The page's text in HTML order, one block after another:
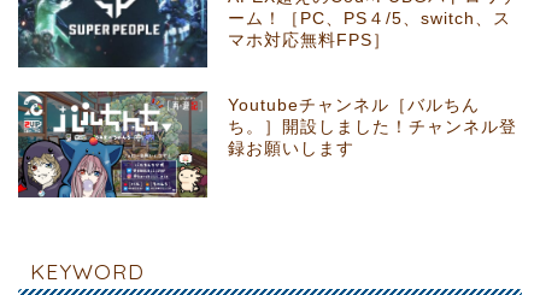
ーム！［PC、PS４/5、switch、ス
マホ対応無料FPS］
Youtubeチャンネル［バルちん
ち。］開設しました！チャンネル登
録お願いします
KEYWORD